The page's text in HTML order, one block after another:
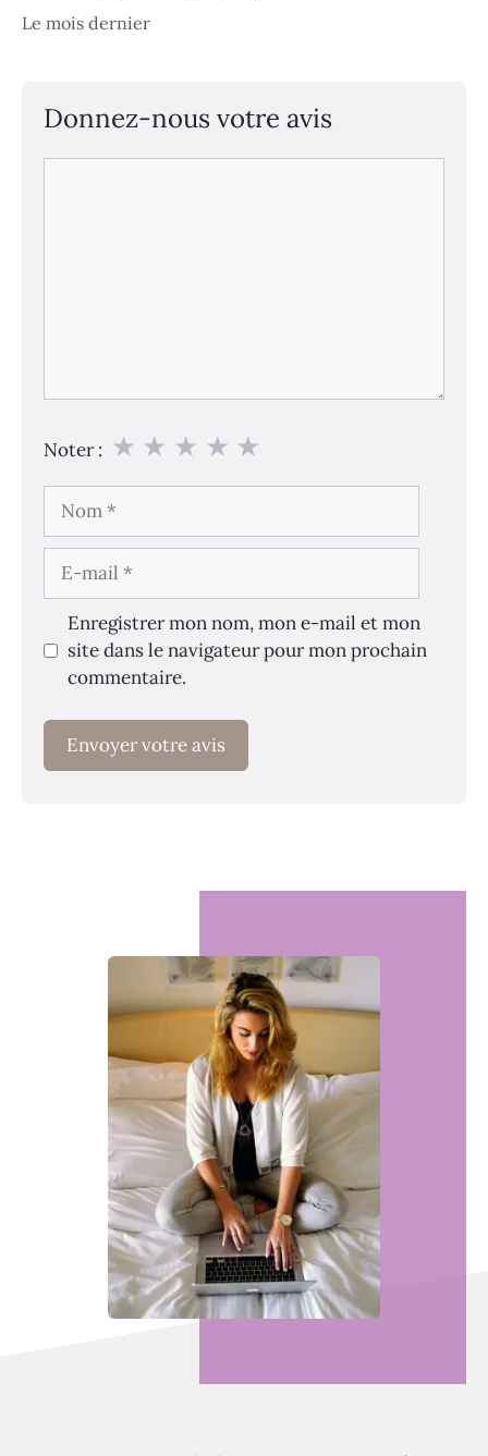
Le mois dernier
Donnez-nous votre avis
Noter : ★
★
★
★
★
Nom
E-
mail
Enregistrer mon nom, mon e-mail et mon
site dans le navigateur pour mon prochain
commentaire.